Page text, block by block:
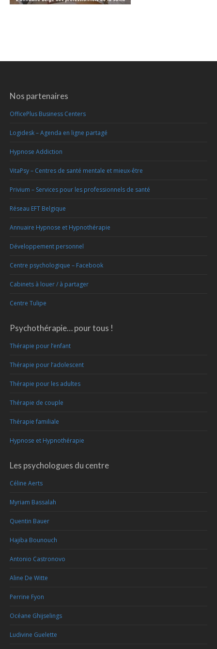
Nos partenaires
OfficePlus Business Centers
Logidesk – Agenda en ligne partagé
Hypnose Addiction
VitaPsy – Centres de santé mentale et mieux-être
Privium – Services pour les professionnels de santé
Réseau EFT Belgique
Annuaire Hypnose et Hypnothérapie
Développement personnel
Centre psychologique – Facebook
Cabinets à louer / à partager
Centre Tulipe
Psychothérapie… pour tous !
Thérapie pour l’enfant
Thérapie pour l’adolescent
Thérapie pour les adultes
Thérapie de couple
Thérapie familiale
Hypnose et Hypnothérapie
Les psychologues du centre
Céline Aerts
Myriam Bassalah
Quentin Bauer
Hajiba Bounouch
Antonio Castronovo
Aline De Witte
Perrine Fyon
Océane Ghijselings
Ludivine Guelette